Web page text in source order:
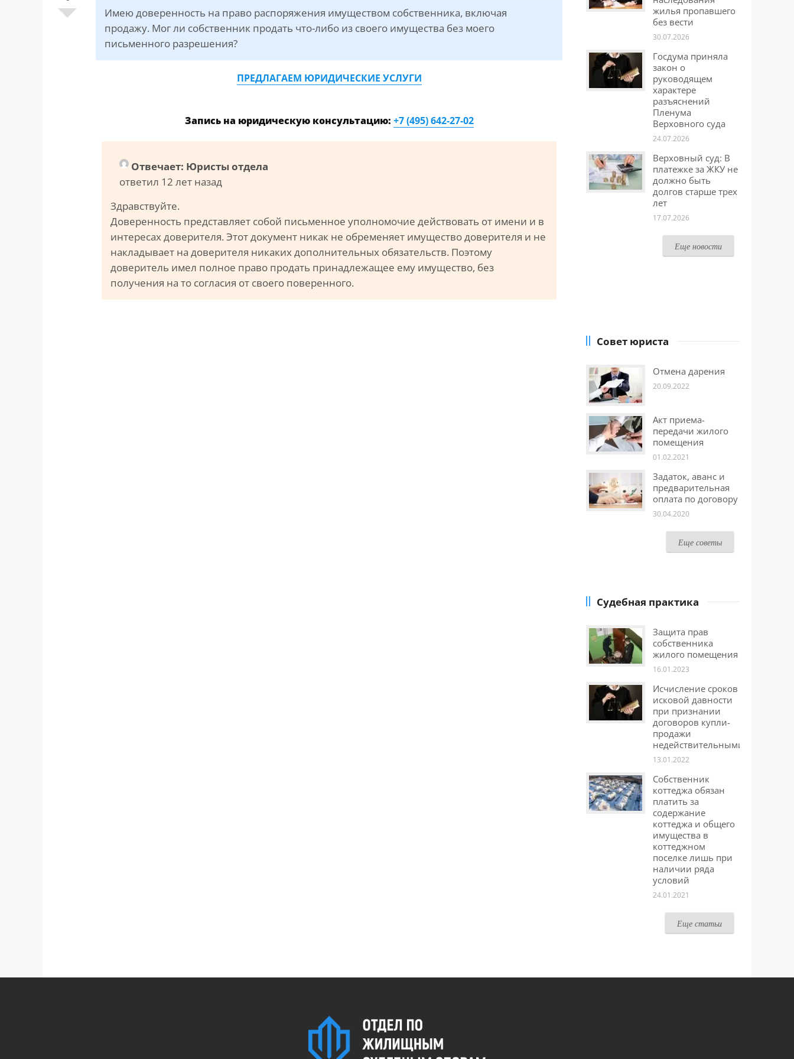
Контакты
г. Москва, ст. м. «Марксистская», ул.
Марксистская, д. 3, стр. 1
+7 (901) 511-80-52
Имею доверенность на право распоряжения имуществом собственника, включая
продажу. Мог ли собственник продать что-либо из своего имущества без моего
письменного разрешения?
ПРЕДЛАГАЕМ ЮРИДИЧЕСКИЕ УСЛУГИ
Запись на юридическую консультацию: +7 (495) 642-27-02
Отвечает: Юристы отдела
ответил 12 лет назад
Здравствуйте.
Доверенность представляет собой письменное уполномочие действовать от имени и в
интересах доверителя. Этот документ никак не обременяет имущество доверителя и не
накладывает на доверителя никаких дополнительных обязательств. Поэтому
доверитель имел полное право продать принадлежащее ему имущество, без
получения на то согласия от своего поверенного.
жилья пропавшего
без вести
30.07.2026
Госдума приняла
закон о
руководящем
характере
разъяснений
Пленума
Верховного суда
24.07.2026
Верховный суд: В
платежке за ЖКУ не
должно быть
долгов старше трех
лет
17.07.2026
Еще новости
Совет юриста
Отмена дарения
20.09.2022
Акт приема-
передачи жилого
помещения
01.02.2021
Задаток, аванс и
предварительная
оплата по договору
30.04.2020
Еще советы
Судебная практика
Защита прав
собственника
жилого помещения
16.01.2023
Исчисление сроков
исковой давности
при признании
договоров купли-
продажи
недействительными
13.01.2022
Собственник
коттеджа обязан
платить за
содержание
коттеджа и общего
имущества в
коттеджном
поселке лишь при
наличии ряда
условий
24.01.2021
Еще статьи